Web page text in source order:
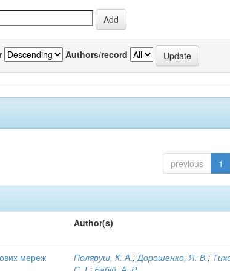
Authors/record
previous 1
Author(s)
мереж Поляруш, К. А.;Дорошенко, Я. В.;